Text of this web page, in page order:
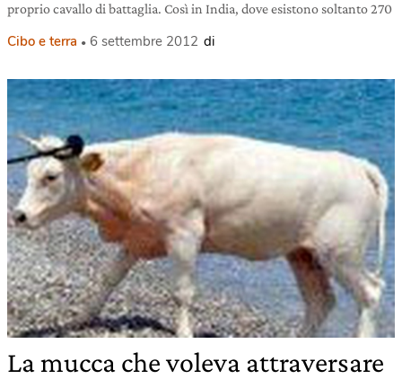
proprio cavallo di battaglia. Così in India, dove esistono soltanto 270
Cibo e terra 6 settembre 2012 di
La mucca che voleva attraversare